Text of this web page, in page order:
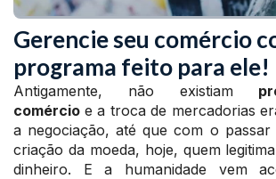
Gerencie seu comércio
programa feito para ele!
Antigamente, não existiam
comércio e a troca de mercadorias
a negociação, até que com o
criação da moeda, hoje, quem
dinheiro. E a humanidade vem